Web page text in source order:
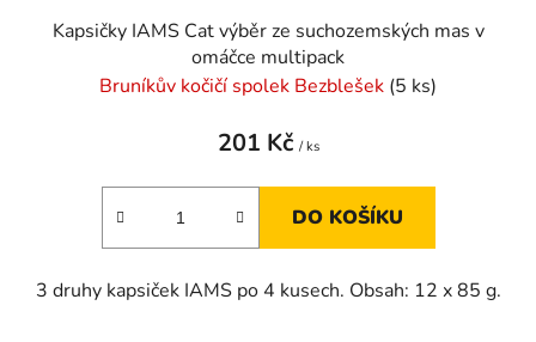
Kapsičky IAMS Cat výběr ze suchozemských mas v
omáčce multipack
Bruníkův kočičí spolek Bezblešek (5 ks)
201 Kč / ks
DO KOŠÍKU
3 druhy kapsiček IAMS po 4 kusech. Obsah: 12 x 85 g.